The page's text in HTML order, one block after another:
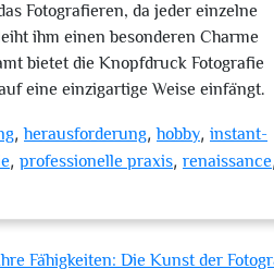
Fotografieren, da jeder einzelne
ihm einen besonderen Charme
bietet die Knopfdruck Fotografie
eine einzigartige Weise einfängt.
,herausforderung,hobby, instant-
, professionelle praxis, renaissance,
Fähigkeiten: Die Kunst der